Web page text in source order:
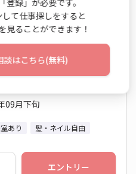
09月下旬
あり 髪・ネイル自由
エントリー
て仕事探しをすると
見ることができます！
談はこちら(無料)